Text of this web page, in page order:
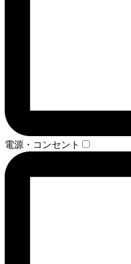
電源・コンセント